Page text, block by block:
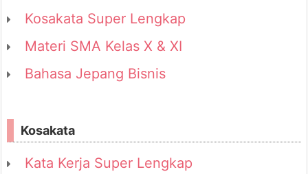
Kosakata Super Lengkap
Materi SMA Kelas X & XI
Bahasa Jepang Bisnis
Kosakata
Kata Kerja Super Lengkap